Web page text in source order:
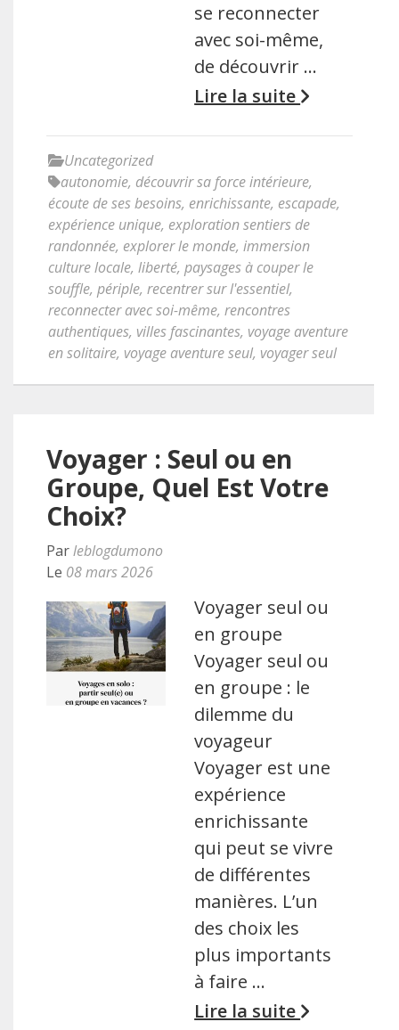
se reconnecter
avec soi-même,
de découvrir …
Lire la suite
Uncategorized
autonomie, découvrir sa force intérieure,
écoute de ses besoins, enrichissante, escapade,
expérience unique, exploration sentiers de
randonnée, explorer le monde, immersion
culture locale, liberté, paysages à couper le
souffle, périple, recentrer sur l'essentiel,
reconnecter avec soi-même, rencontres
authentiques, villes fascinantes, voyage aventure
en solitaire, voyage aventure seul, voyager seul
Voyager : Seul ou en
Groupe, Quel Est Votre
Choix?
Parleblogdumono
Le 08 mars 2026
Voyager seul ou
en groupe
Voyager seul ou
en groupe : le
dilemme du
voyageur
Voyager est une
expérience
enrichissante
qui peut se vivre
de différentes
manières. L’un
des choix les
plus importants
à faire …
Lire la suite